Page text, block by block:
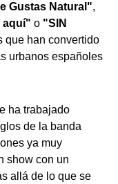
Gustas Natural",
aquí" o "SIN
que han convertido
urbanos españoles
ha trabajado
de la banda
ya muy
show con un
allá de lo que se